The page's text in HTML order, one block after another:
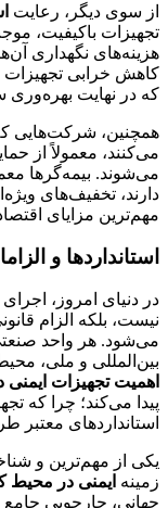
از سوی دیگر، رعایت
تجهیزات باکیفیت،
هزینه‌های نگهداری
کاهش خرابی
که در نهایت بهره‌وری
همچنین، شرکت‌هایی
می‌کنند، معمولاً از
می‌شوند. بیمه‌گرها
دارند، تخفیف‌های
مهم‌ترین مزایای
استانداردها و
در دنیای امروز، اجرای
نیست، بلکه الزام
می‌شود. هر واحد
بین‌المللی و ملی،
اهمیت تجهیزات
پیدا می‌کند؛ چرا که
استانداردهای معتبر
یکی از مهم‌ترین و
زمینه ایمنی در محیط
جهانی، چارچوبی